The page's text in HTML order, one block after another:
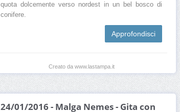
quota dolcemente verso nordest in un bel bosco di
conifere.
Approfondisci
Creato da www.lastampa.it
24/01/2016 - Malga Nemes - Gita con